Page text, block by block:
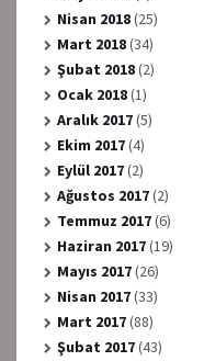
Nisan 2018(25)
Mart 2018(34)
Şubat 2018(2)
Ocak 2018(1)
Aralık 2017(5)
Ekim 2017(4)
Eylül 2017(2)
Ağustos 2017(2)
Temmuz 2017(6)
Haziran 2017(19)
Mayıs 2017(26)
Nisan 2017(33)
Mart 2017(88)
Şubat 2017(43)